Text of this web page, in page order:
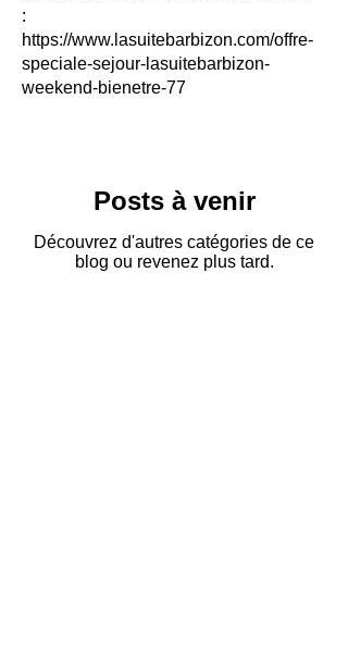
:
https://www.lasuitebarbizon.com/offre-
speciale-sejour-lasuitebarbizon-
weekend-bienetre-77
Posts à venir
Découvrez d'autres catégories de ce
blog ou revenez plus tard.